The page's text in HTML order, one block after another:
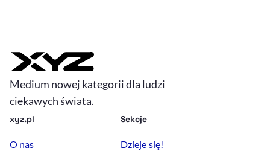
Medium nowej kategorii dla ludzi
ciekawych świata.
xyz.pl
O nas
Sekcje
Dzieje się!